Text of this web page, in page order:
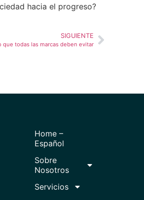
hacia el progreso?
SIGUIENTE
que todas las marcas deben evitar
Home –
Español
Sobre
Nosotros
Servicios